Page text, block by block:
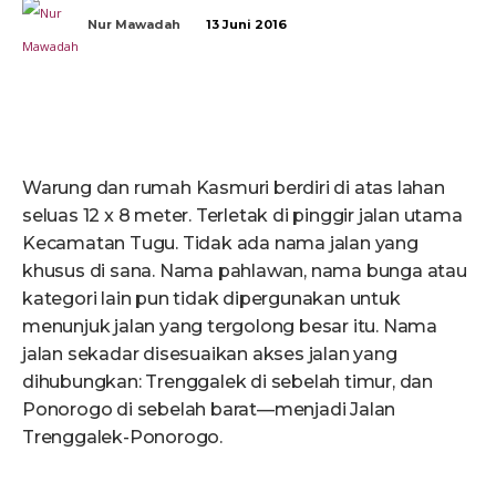
Nur Mawadah 13 Juni 2016
Warung dan rumah Kasmuri berdiri di atas lahan
seluas 12 x 8 meter. Terletak di pinggir jalan utama
Kecamatan Tugu. Tidak ada nama jalan yang
khusus di sana. Nama pahlawan, nama bunga atau
kategori lain pun tidak dipergunakan untuk
menunjuk jalan yang tergolong besar itu. Nama
jalan sekadar disesuaikan akses jalan yang
dihubungkan: Trenggalek di sebelah timur, dan
Ponorogo di sebelah barat—menjadi Jalan
Trenggalek-Ponorogo.